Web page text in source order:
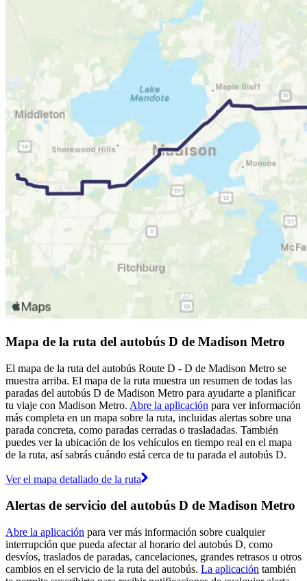
Mapa de la ruta del autobús D de Madison Metro
El mapa de la ruta del autobús Route D - D de Madison Metro se
muestra arriba. El mapa de la ruta muestra un resumen de todas las
paradas del autobús D de Madison Metro para ayudarte a planificar
tu viaje con Madison Metro. Abre la aplicación para ver información
más completa en un mapa sobre la ruta, incluidas alertas sobre una
parada concreta, como paradas cerradas o trasladadas. También
puedes ver la ubicación de los vehículos en tiempo real en el mapa
de la ruta, así sabrás cuándo está cerca de tu parada el autobús D.
Ver el mapa detallado de la ruta
Alertas de servicio del autobús D de Madison Metro
Abre la aplicación para ver más información sobre cualquier
interrupción que pueda afectar al horario del autobús D, como
desvíos, traslados de paradas, cancelaciones, grandes retrasos u otros
cambios en el servicio de la ruta del autobús. La aplicación también